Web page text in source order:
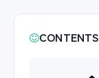
CONTENTS